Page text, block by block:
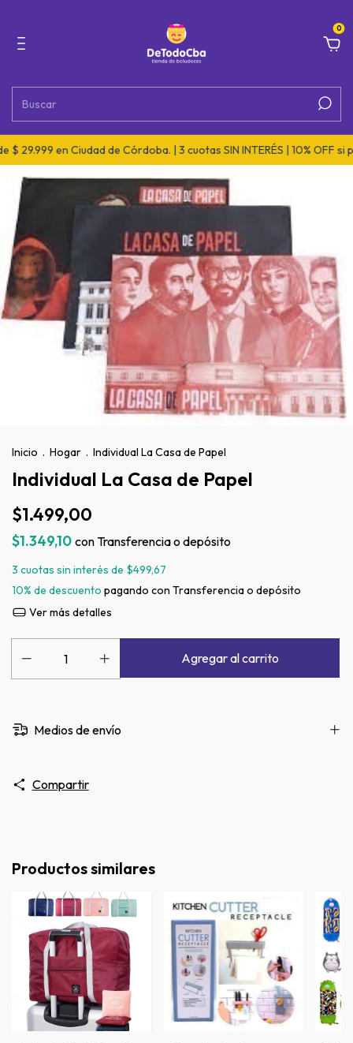
0
$ 29.999 en Ciudad de Córdoba. | 3 cuotas SIN INTERÉS | 10% OFF
Inicio . Hogar . Individual La Casa de Papel
Individual La Casa de Papel
$1.499,00
$1.349,10 conTransferencia o depósito
3 cuotas sin interés de $499,67
10% de descuento pagando con Transferencia o depósito
Ver más detalles
Medios de envío
Compartir
Productos similares